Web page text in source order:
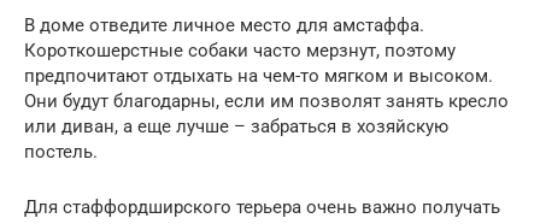
В доме отведите личное место для амстаффа.
Короткошерстные собаки часто мерзнут, поэтому
предпочитают отдыхать на чем-то мягком и высоком.
Они будут благодарны, если им позволят занять кресло
или диван, а еще лучше – забраться в хозяйскую
постель.
Для стаффордширского терьера очень важно получать